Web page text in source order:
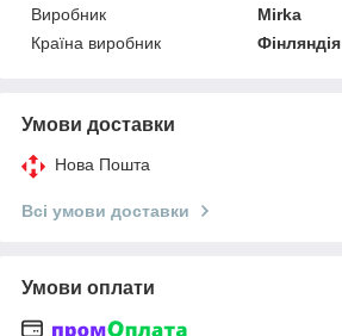
Виробник
Mirka
Країна виробник
Фінляндія
Умови доставки
Нова Пошта
Всі умови доставки
Умови оплати